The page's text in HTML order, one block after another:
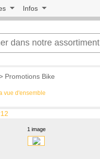
Infos
Promotions Bike
vue d'ensemble
1 image